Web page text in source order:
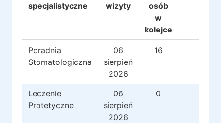
specjalistyczne
wizyty
osób
w
kolejce
Poradnia
Stomatologiczna
06
sierpień
2026
16
Leczenie
Protetyczne
06
sierpień
2026
0